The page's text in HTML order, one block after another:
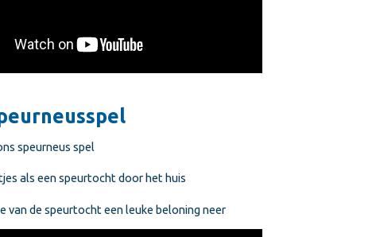
speurneus spel
als een speurtocht door het huis
van de speurtocht een leuke beloning neer